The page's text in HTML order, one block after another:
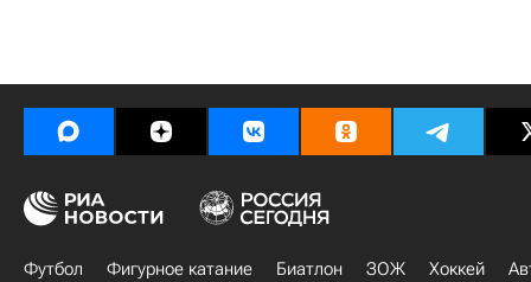
Футбол Фигурное катание Биатлон ЗОЖ Хоккей